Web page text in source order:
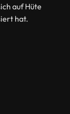
auf Hüte
hat.